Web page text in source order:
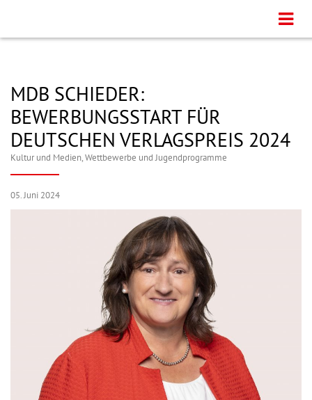
MDB SCHIEDER:
BEWERBUNGSSTART FÜR
DEUTSCHEN VERLAGSPREIS 2024
Kultur und Medien,Wettbewerbe und Jugendprogramme
05. Juni 2024